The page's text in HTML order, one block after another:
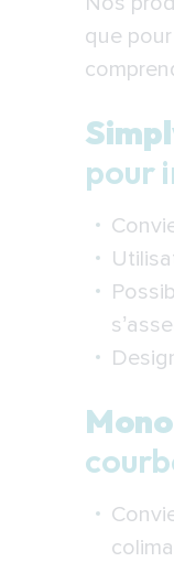
que
pour